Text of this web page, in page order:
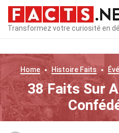
Transformez votre curiosité en
Home Histoire Faits
38 Faits Sur